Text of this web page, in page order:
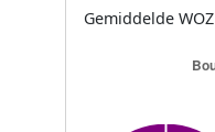
Gemiddelde